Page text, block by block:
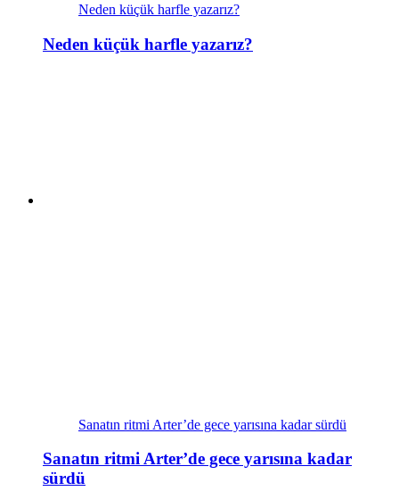
Neden küçük harfle yazarız?
Neden küçük harfle yazarız?
Sanatın ritmi Arter’de gece yarısına kadar sürdü
Sanatın ritmi Arter’de gece yarısına kadar
sürdü